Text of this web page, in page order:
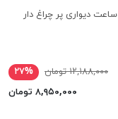
ساعت دیواری پر چراغ دار
۱۲,۱۸۸,۰۰۰ تومان
۲۷%
۸,۹۵۰,۰۰۰ تومان